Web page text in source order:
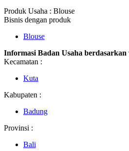
Produk Usaha : Blouse
Bisnis dengan produk
Blouse
Informasi Badan Usaha berdasarkan
Kecamatan :
Kuta
Kabupaten :
Badung
Provinsi :
Bali